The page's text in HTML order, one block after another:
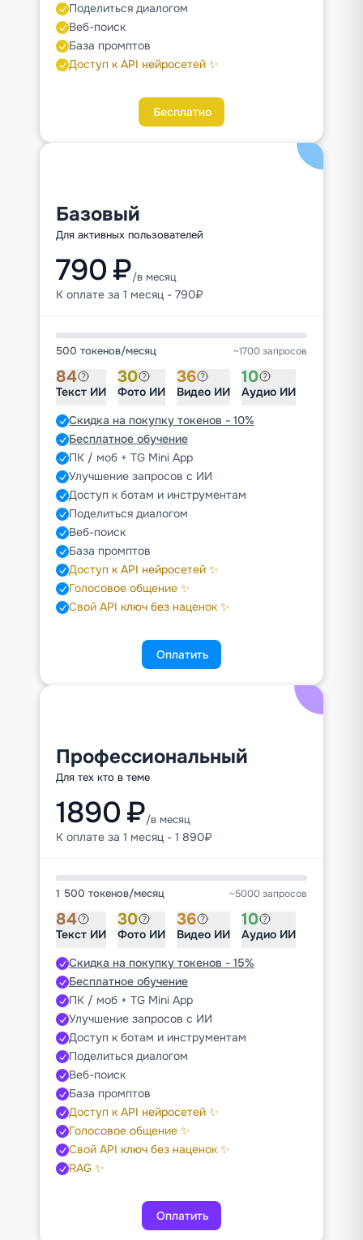
Поделиться диалогом
Веб-поиск
База промптов
Доступ к API нейросетей ✨
Бесплатно
Базовый
Для активных пользователей
790 ₽/в месяц
К оплате за 1 месяц - 790₽
500 токенов/месяц ~1700 запросов
84
Текст ИИ
30
Фото ИИ
36
Видео ИИ
10
Аудио ИИ
Скидка на покупку токенов - 10%
Бесплатное обучение
ПК / моб + TG Mini App
Улучшение запросов с ИИ
Доступ к ботам и инструментам
Поделиться диалогом
Веб-поиск
База промптов
Доступ к API нейросетей ✨
Голосовое общение ✨
Свой API ключ без наценок ✨
Оплатить
Профессиональный
Для тех кто в теме
1890 ₽/в месяц
К оплате за 1 месяц - 1 890₽
1 500 токенов/месяц ~5000 запросов
84
Текст ИИ
30
Фото ИИ
36
Видео ИИ
10
Аудио ИИ
Скидка на покупку токенов - 15%
Бесплатное обучение
ПК / моб + TG Mini App
Улучшение запросов с ИИ
Доступ к ботам и инструментам
Поделиться диалогом
Веб-поиск
База промптов
Доступ к API нейросетей ✨
Голосовое общение ✨
Свой API ключ без наценок ✨
RAG ✨
Оплатить